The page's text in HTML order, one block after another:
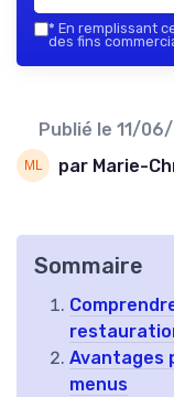
* En remplissant
des fins
Publié le 11/
par Marie-
Sommaire
Avantages
menus